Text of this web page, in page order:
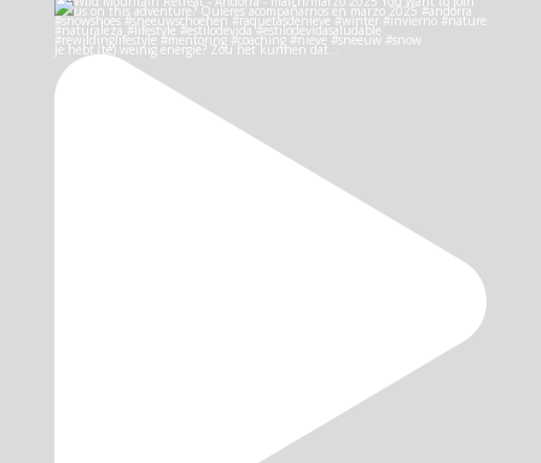
Je hebt (te) weinig energie? Zou het kunnen dat…